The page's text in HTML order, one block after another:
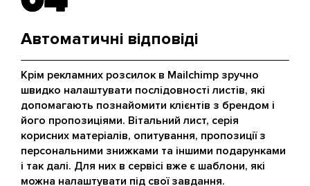
Автоматичні відповіді
Крім рекламних розсилок в Mailchimp зручно
швидко налаштувати послідовності листів, які
допомагають познайомити клієнтів з брендом і
його пропозиціями. Вітальний лист, серія
корисних матеріалів, опитування, пропозиції з
персональними знижками та іншими подарунками
і так далі. Для них в сервісі вже є шаблони, які
можна налаштувати під свої завдання.